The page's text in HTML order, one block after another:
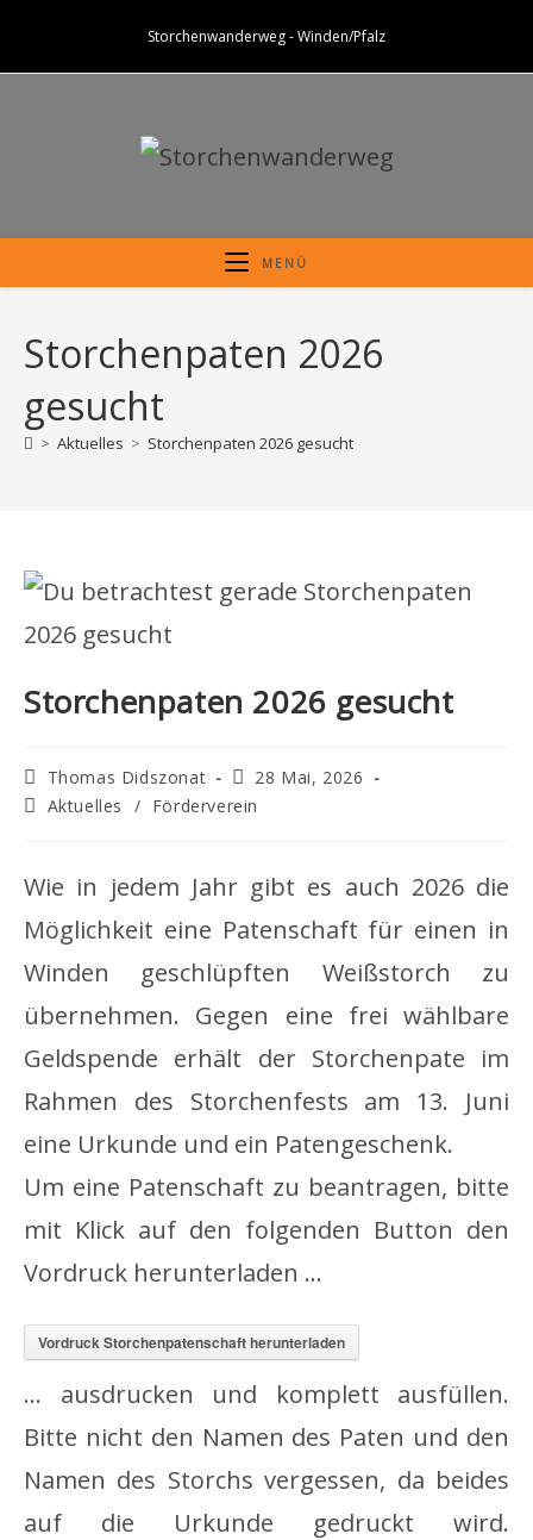
springen
Storchenwanderweg - Winden/Pfalz
MENÜ
Storchenpaten 2026
gesucht
> Aktuelles > Storchenpaten 2026 gesucht
Storchenpaten 2026 gesucht
Beitrags-
Autor:
Thomas Didszonat
Beitrag
veröffentlicht:
28 Mai, 2026
Beitrags-
Aktuelles / Förderverein
Wie in jedem Jahr gibt es auch 2026 die
Möglichkeit eine Patenschaft für einen in
Winden geschlüpften Weißstorch zu
übernehmen. Gegen eine frei wählbare
Geldspende erhält der Storchenpate im
Rahmen des Storchenfests am 13. Juni
eine Urkunde und ein Patengeschenk.
Um eine Patenschaft zu beantragen, bitte
mit Klick auf den folgenden Button den
Vordruck herunterladen …
Vordruck Storchenpatenschaft herunterladen
… ausdrucken und komplett ausfüllen.
Bitte nicht den Namen des Paten und den
Namen des Storchs vergessen, da beides
auf die Urkunde gedruckt wird.